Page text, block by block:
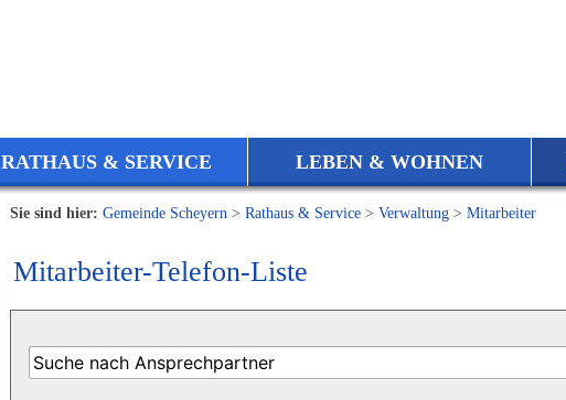
RATHAUS & SERVICE LEBEN & WOHNEN
Sie sind hier: Gemeinde Scheyern > Rathaus & Service > Verwaltung > Mitarbeiter
Mitarbeiter-Telefon-Liste